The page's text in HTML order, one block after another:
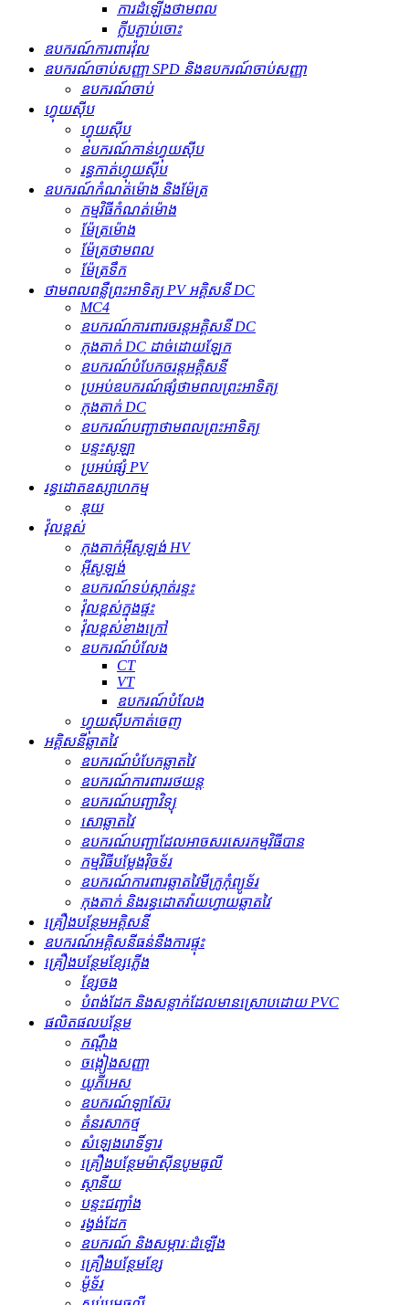
ការដំឡើងថាមពល
ក្លីបភ្ជាប់ចោះ
ឧបករណ៍ការពារវ៉ុល
ឧបករណ៍ចាប់សញ្ញា SPD និងឧបករណ៍ចាប់សញ្ញា
ឧបករណ៍ចាប់
ហ្វុយស៊ីប
ហ្វុយស៊ីប
ឧបករណ៍​កាន់​ហ្វុយស៊ីប
រន្ធ​កាត់​ហ្វុយស៊ីប
ឧបករណ៍កំណត់ម៉ោង និងម៉ែត្រ
កម្មវិធីកំណត់ម៉ោង
ម៉ែត្រម៉ោង
ម៉ែត្រថាមពល
ម៉ែត្រទឹក
ថាមពលពន្លឺព្រះអាទិត្យ PV អគ្គិសនី DC
MC4
ឧបករណ៍ការពារចរន្តអគ្គិសនី DC
កុងតាក់ DC ដាច់ដោយឡែក
ឧបករណ៍បំបែកចរន្តអគ្គិសនី
ប្រអប់ឧបករណ៍ផ្សំថាមពលព្រះអាទិត្យ
កុងតាក់ DC
ឧបករណ៍បញ្ជាថាមពលព្រះអាទិត្យ
បន្ទះសូឡា
ប្រអប់ផ្សំ PV
រន្ធដោតឧស្សាហកម្ម
ឌុយ
វ៉ុលខ្ពស់
កុងតាក់​អ៊ីសូឡង់ HV
អ៊ីសូឡង់
ឧបករណ៍​ទប់ស្កាត់​រន្ទះ
វ៉ុលខ្ពស់ក្នុងផ្ទះ
វ៉ុលខ្ពស់ខាងក្រៅ
ឧបករណ៍បំលែង
CT
VT
ឧបករណ៍បំលែង
ហ្វុយស៊ីបកាត់ចេញ
អគ្គិសនីឆ្លាតវៃ
ឧបករណ៍បំបែកឆ្លាតវៃ
ឧបករណ៍ការពាររថយន្ត
ឧបករណ៍បញ្ជាវិទ្យុ
សោឆ្លាតវៃ
ឧបករណ៍បញ្ជាដែលអាចសរសេរកម្មវិធីបាន
កម្មវិធីបម្លែងវ៉ិចទ័រ
ឧបករណ៍ការពារឆ្លាតវៃមីក្រូកុំព្យូទ័រ
កុងតាក់ និងរន្ធដោតវ៉ាយហ្វាយឆ្លាតវៃ
គ្រឿងបន្ថែមអគ្គិសនី
ឧបករណ៍អគ្គិសនីធន់នឹងការផ្ទុះ
គ្រឿងបន្ថែមខ្សែភ្លើង
ខ្សែចង
បំពង់ដែក និងសន្លាក់ដែលមានស្រោបដោយ PVC
ផលិតផលបន្ថែម
កណ្ដឹង
ចង្កៀងសញ្ញា
យូភីអេស
ឧបករណ៍ឡាស៊ែរ
គំនរសាកថ្ម
សំឡេងរោទិ៍ទ្វារ
គ្រឿងបន្ថែមម៉ាស៊ីនបូមធូលី
ស្ថានីយ
បន្ទះជញ្ជាំង
រង្វង់ដែក
ឧបករណ៍ និងសម្ភារៈដំឡើង
គ្រឿងបន្ថែមខ្សែ
ម៉ូទ័រ